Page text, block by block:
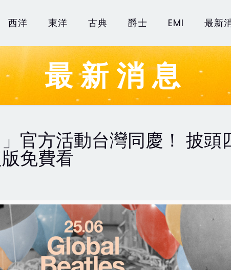
西洋 東洋 古典 爵士 EMI 最新
最新消息
」官方活動台灣同慶！ 披
免費看